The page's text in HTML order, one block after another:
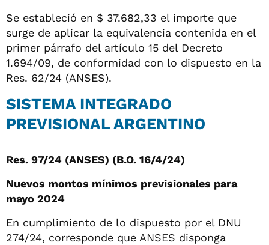
Se estableció en $ 37.682,33 el importe que
surge de aplicar la equivalencia contenida en el
primer párrafo del artículo 15 del Decreto
1.694/09, de conformidad con lo dispuesto en la
Res. 62/24 (ANSES).
SISTEMA INTEGRADO
PREVISIONAL ARGENTINO
Res. 97/24 (ANSES) (B.O. 16/4/24)
Nuevos montos mínimos previsionales para
mayo 2024
En cumplimiento de lo dispuesto por el DNU
274/24, corresponde que ANSES disponga